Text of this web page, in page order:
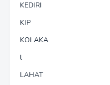
KEDIRI
KIP
KOLAKA
l
LAHAT